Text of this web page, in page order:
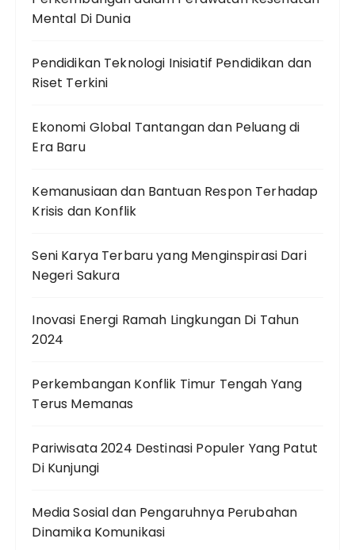
Mental Di Dunia
Pendidikan Teknologi Inisiatif Pendidikan dan
Riset Terkini
Ekonomi Global Tantangan dan Peluang di
Era Baru
Kemanusiaan dan Bantuan Respon Terhadap
Krisis dan Konflik
Seni Karya Terbaru yang Menginspirasi Dari
Negeri Sakura
Inovasi Energi Ramah Lingkungan Di Tahun
2024
Perkembangan Konflik Timur Tengah Yang
Terus Memanas
Pariwisata 2024 Destinasi Populer Yang Patut
Di Kunjungi
Media Sosial dan Pengaruhnya Perubahan
Dinamika Komunikasi